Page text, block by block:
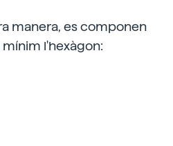
manera, es componen
l'hexàgon: